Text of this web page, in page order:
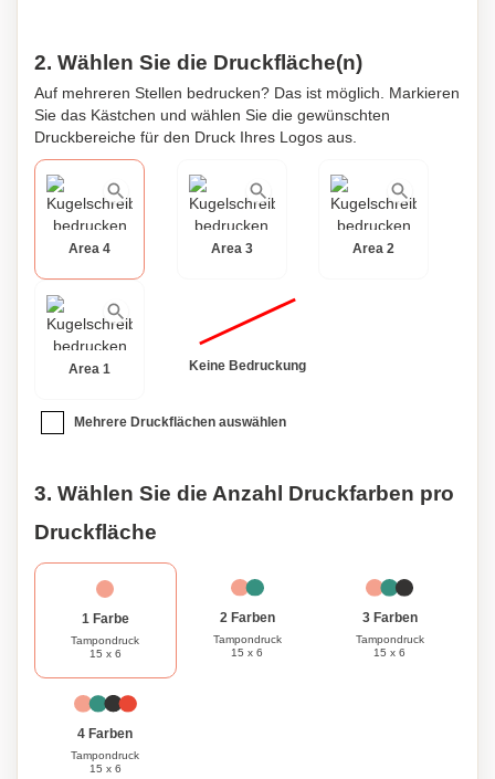
2. Wählen Sie die Druckfläche(n)
Auf mehreren Stellen bedrucken? Das ist möglich. Markieren
Sie das Kästchen und wählen Sie die gewünschten
Druckbereiche für den Druck Ihres Logos aus.
Area 4 Area 3 Area 2
Area 1 Keine Bedruckung
Mehrere Druckflächen auswählen
3. Wählen Sie die Anzahl Druckfarben pro
Druckfläche
1 Farbe
Tampondruck
15 x 6
2 Farben
Tampondruck
15 x 6
3 Farben
Tampondruck
15 x 6
4 Farben
Tampondruck
15 x 6